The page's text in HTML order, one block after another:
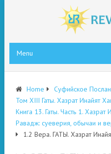
Menu
Home
Суфийское
Том XIII Гаты. Хазрат Инайят
Книга 13. Гаты. Часть 1. Хазрат
Равадж: суеверия, обычаи и
1.2 Вера. ГАТЫ. Хазрат